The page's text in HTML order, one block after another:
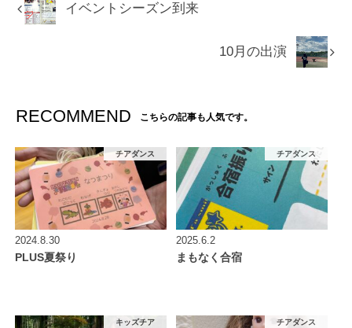
イベントシーズン到来
10月の出演
RECOMMEND こちらの記事も人気です。
チアダンス
2024.8.30
PLUS夏祭り
チアダンス
2025.6.2
まもなく合宿
キッズチア チアダンス